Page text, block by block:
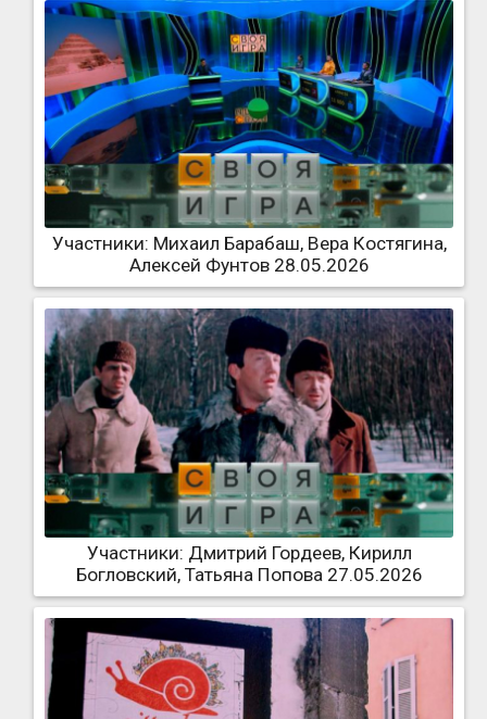
Участники: Михаил Барабаш, Вера Костягина,
Алексей Фунтов 28.05.2026
Участники: Дмитрий Гордеев, Кирилл
Богловский, Татьяна Попова 27.05.2026